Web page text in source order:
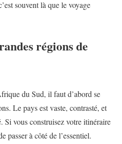
souvent là que le voyage
régions de
du Sud, il faut d’abord se
Le pays est vaste, contrasté, et
Si vous construisez votre itinéraire
passer à côté de l’essentiel.